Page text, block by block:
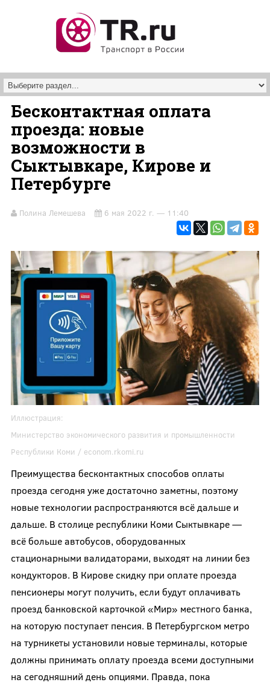
Бесконтактная оплата
проезда: новые
возможности в
Сыктывкаре, Кирове и
Петербурге
Полина Лемешева 6 мая 2022 г. — 11:40
Иллюстрация:
Министерство экономического развития и промышленности
Республики Коми / econom.rkomi.ru
Преимущества бесконтактных способов оплаты
проезда сегодня уже достаточно заметны, поэтому
новые технологии распространяются всё дальше и
дальше. В столице республики Коми Сыктывкаре —
всё больше автобусов, оборудованных
стационарными валидаторами, выходят на линии без
кондукторов. В Кирове скидку при оплате проезда
пенсионеры могут получить, если будут оплачивать
проезд банковской карточкой «Мир» местного банка,
на которую поступает пенсия. В Петербургском метро
на турникеты установили новые терминалы, которые
должны принимать оплату проезда всеми доступными
на сегодняшний день опциями. Правда, пока